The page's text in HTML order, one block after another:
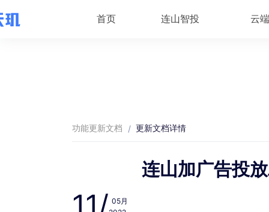
首页 连山智投 云
功能更新文档 / 更新文档详情
连山加广告投
05月